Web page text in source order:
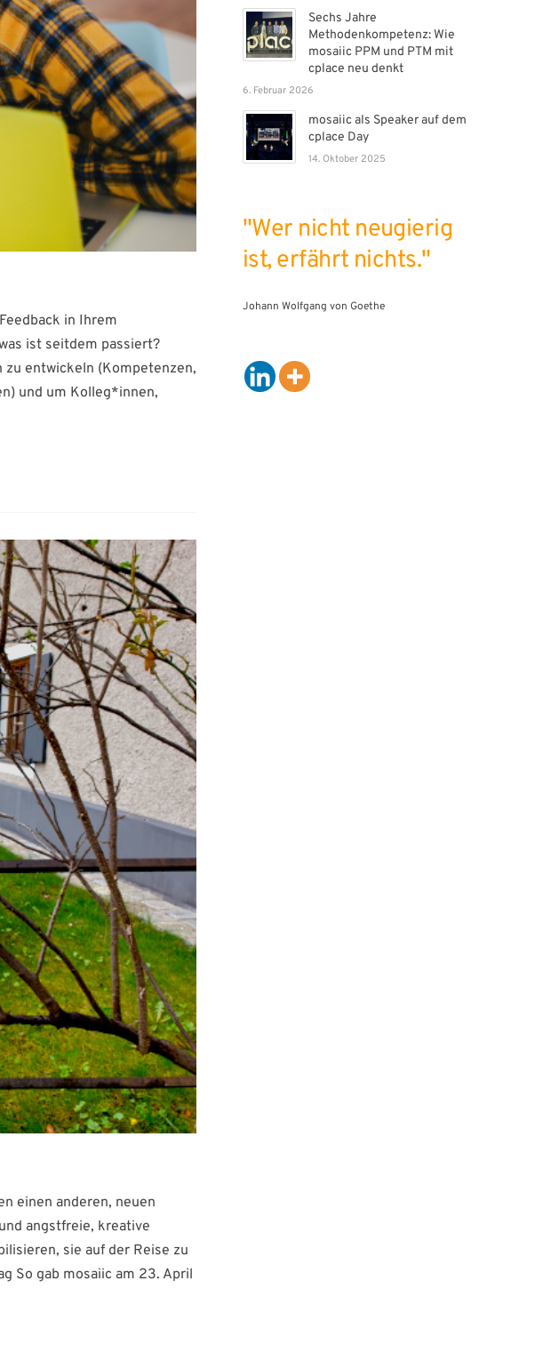
in Ihrem
ist seitdem passiert?
entwickeln (Kompetenzen,
und um Kolleg*innen,
einen anderen, neuen
angstfreie, kreative
sie auf der Reise zu
So gab mosaiic am 23. April
Sechs Jahre
Methodenkompetenz: Wie
mosaiic PPM und PTM mit
cplace neu denkt
6. Februar 2026
mosaiic als Speaker auf dem
cplace Day
14. Oktober 2025
"Wer nicht neugierig
ist, erfährt nichts."
Johann Wolfgang von Goethe